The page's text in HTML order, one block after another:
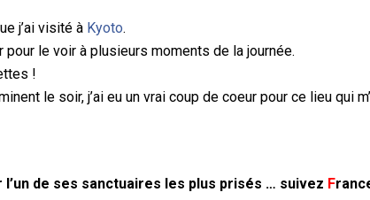
j’ai visité à Kyoto.
pour le voir à plusieurs moments de la journée.
!
le soir, j’ai eu un vrai coup de coeur pour ce lieu qui
de ses sanctuaires les plus prisés … suivez F